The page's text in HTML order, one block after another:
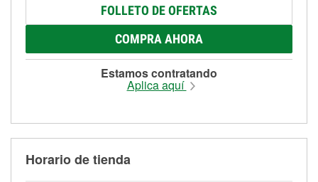
FOLLETO DE OFERTAS
COMPRA AHORA
Estamos contratando
Aplica aquí
Horario de tienda